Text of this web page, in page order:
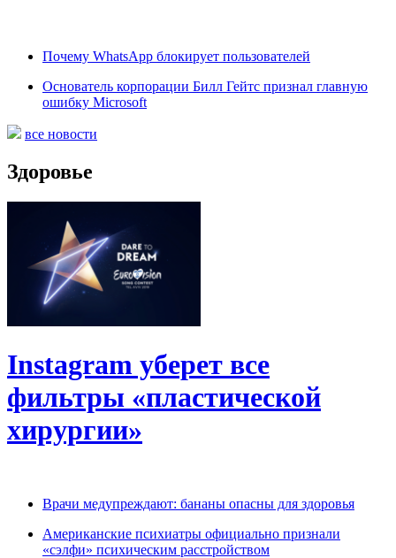
Почему WhatsApp блокирует пользователей
Основатель корпорации Билл Гейтс признал главную
ошибку Microsoft
все новости
Здоровье
Instagram уберет все
фильтры «пластической
хирургии»
Врачи медупреждают: бананы опасны для здоровья
Американские психиатры официально признали
«сэлфи» психическим расстройством